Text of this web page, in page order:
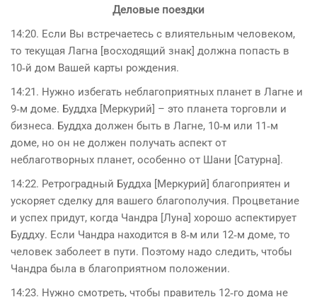
Деловые поездки
14:20. Если Вы встречаетесь с влиятельным человеком,
то текущая Лагна [восходящий знак] должна попасть в
10‑й дом Вашей карты рождения.
14:21. Нужно избегать неблагоприятных планет в Лагне и
9‑м доме. Буддха [Меркурий] – это планета торговли и
бизнеса. Буддха должен быть в Лагне, 10‑м или 11‑м
доме, но он не должен получать аспект от
неблаготворных планет, особенно от Шани [Сатурна].
14:22. Ретроградный Буддха [Меркурий] благоприятен и
ускоряет сделку для вашего благополучия. Процветание
и успех придут, когда Чандра [Луна] хорошо аспектирует
Буддху. Если Чандра находится в 8‑м или 12‑м доме, то
человек заболеет в пути. Поэтому надо следить, чтобы
Чандра была в благоприятном положении.
14:23. Нужно смотреть, чтобы правитель 12‑го дома не